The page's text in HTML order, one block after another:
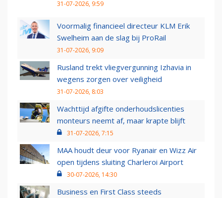
31-07-2026, 9:59
Voormalig financieel directeur KLM Erik
Swelheim aan de slag bij ProRail
31-07-2026, 9:09
Rusland trekt vliegvergunning Izhavia in
wegens zorgen over veiligheid
31-07-2026, 8:03
Wachttijd afgifte onderhoudslicenties
monteurs neemt af, maar krapte blijft
31-07-2026, 7:15
MAA houdt deur voor Ryanair en Wizz Air
open tijdens sluiting Charleroi Airport
30-07-2026, 14:30
Business en First Class steeds